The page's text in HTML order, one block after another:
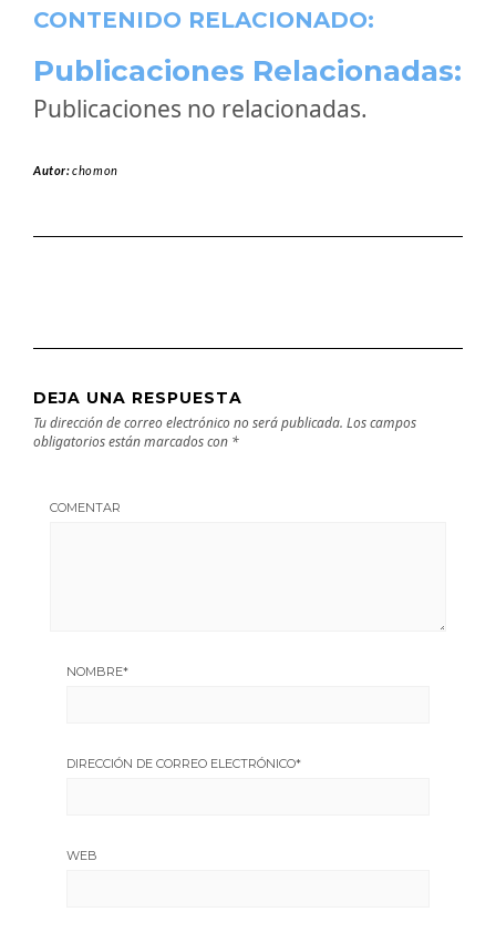
CONTENIDO RELACIONADO:
Publicaciones Relacionadas:
Publicaciones no relacionadas.
Autor:chomon
DEJA UNA RESPUESTA
Tu dirección de correo electrónico no será publicada. Los campos
obligatorios están marcados con *
COMENTAR
NOMBRE*
DIRECCIÓN DE CORREO ELECTRÓNICO*
WEB